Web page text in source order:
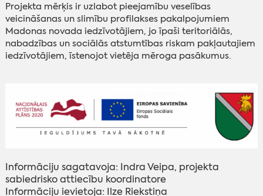
Projekta mērķis ir uzlabot pieejamību veselības
veicināšanas un slimību profilakses pakalpojumiem
Madonas novada iedzīvotājiem, jo īpaši teritoriālās,
nabadzības un sociālās atstumtības riskam pakļautajiem
iedzīvotājiem, īstenojot vietēja mēroga pasākumus.
Informāciju sagatavoja: Indra Veipa, projekta
sabiedrisko attiecību koordinatore
Informāciju ievietoja: Ilze Riekstiņa